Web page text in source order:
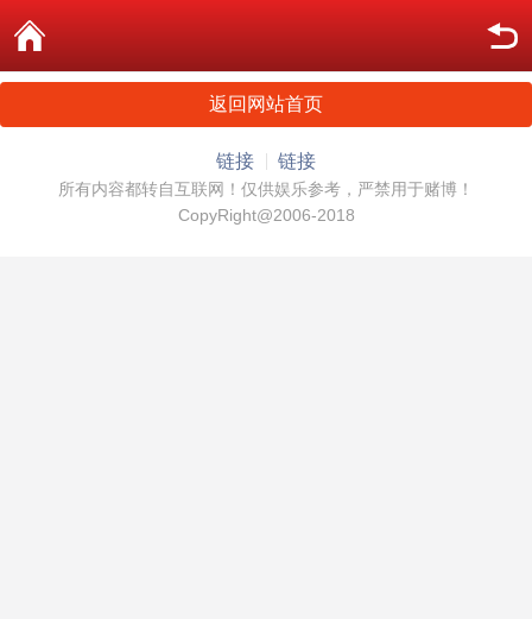
返回网站首页
链接 链接
所有内容都转自互联网！仅供娱乐参考，严禁用于赌博！
CopyRight@2006-2018